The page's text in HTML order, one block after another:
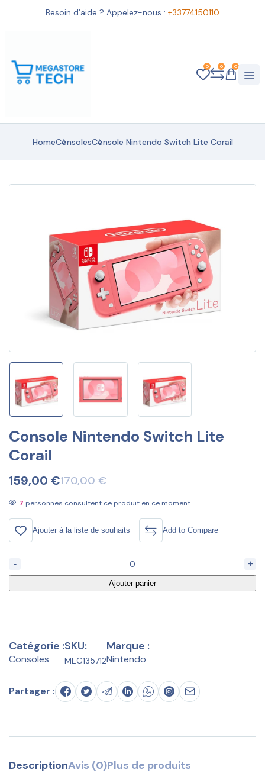
Besoin d’aide ? Appelez-nous : +33774150110
0 0 0
HomeConsolesConsole Nintendo Switch Lite Corail
Console Nintendo Switch Lite
Corail
170,00€
159,00 €
7 personnes consultent ce produit en ce moment
Ajouter à la liste de souhaits Add to Compare
- +
Ajouter panier
Catégorie :
Consoles
SKU:
MEG135712
Marque :
Nintendo
Partager :
DescriptionAvis (0)Plus de produits